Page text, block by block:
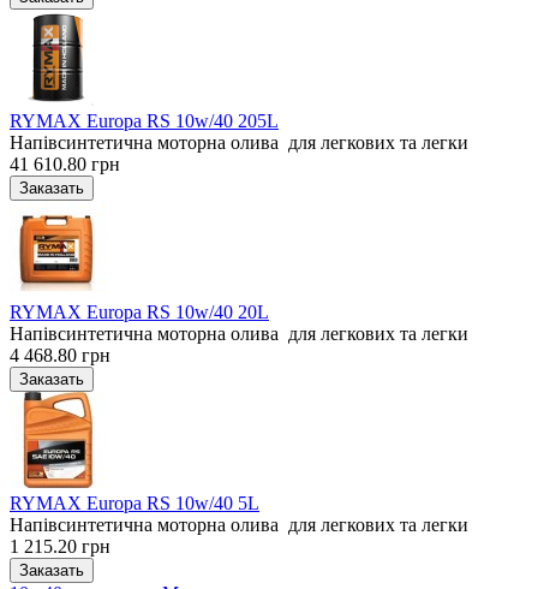
RYMAX Europa RS 10w/40 205L
Напівсинтетична моторна олива для легкових та легки
41 610.80 грн
RYMAX Europa RS 10w/40 20L
Напівсинтетична моторна олива для легкових та легки
4 468.80 грн
RYMAX Europa RS 10w/40 5L
Напівсинтетична моторна олива для легкових та легки
1 215.20 грн